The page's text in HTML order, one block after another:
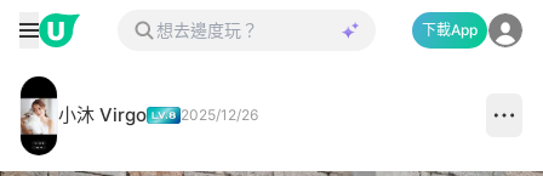
下載App
小沐 Virgo 2025/12/26